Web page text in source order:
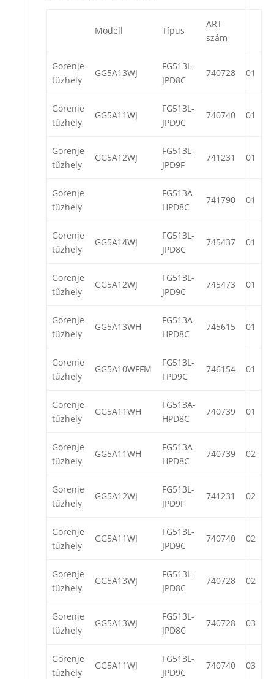
Modell Típus
ART
szám
Gorenje
tűzhely
GG5A13WJ
FG513L-
JPD8C
740728 01
Gorenje
tűzhely
GG5A11WJ
FG513L-
JPD9C
740740 01
Gorenje
tűzhely
GG5A12WJ
FG513L-
JPD9F
741231 01
Gorenje
tűzhely
FG513A-
HPD8C
741790 01
Gorenje
tűzhely
GG5A14WJ
FG513L-
JPD8C
745437 01
Gorenje
tűzhely
GG5A12WJ
FG513L-
JPD9C
745473 01
Gorenje
tűzhely
GG5A13WH
FG513A-
HPD8C
745615 01
Gorenje
tűzhely
GG5A10WFFM
FG513L-
FPD9C
746154 01
Gorenje
tűzhely
GG5A11WH
FG513A-
HPD8C
740739 01
Gorenje
tűzhely
GG5A11WH
FG513A-
HPD8C
740739 02
Gorenje
tűzhely
GG5A12WJ
FG513L-
JPD9F
741231 02
Gorenje
tűzhely
GG5A11WJ
FG513L-
JPD9C
740740 02
Gorenje
tűzhely
GG5A13WJ
FG513L-
JPD8C
740728 02
Gorenje
tűzhely
GG5A13WJ
FG513L-
JPD8C
740728 03
Gorenje
tűzhely
GG5A11WJ
FG513L-
JPD9C
740740 03